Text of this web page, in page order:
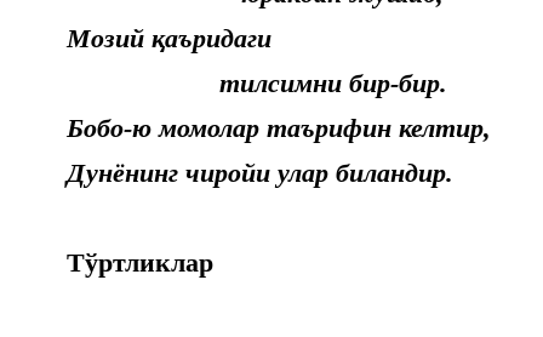
Мозий қаъридаги
тилсимни бир-бир.
Бобо-ю момолар таърифин келтир,
Дунёнинг чиройи улар биландир.
Тўртликлар